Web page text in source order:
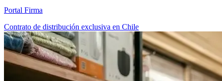
Portal Firma
Contrato de distribución exclusiva en Chile